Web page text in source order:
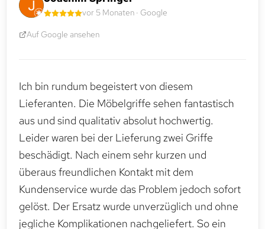
vor 5 Monaten · Google
Auf Google ansehen
Ich bin rundum begeistert von diesem
Lieferanten. Die Möbelgriffe sehen fantastisch
aus und sind qualitativ absolut hochwertig.
Leider waren bei der Lieferung zwei Griffe
beschädigt. Nach einem sehr kurzen und
überaus freundlichen Kontakt mit dem
Kundenservice wurde das Problem jedoch sofort
gelöst. Der Ersatz wurde unverzüglich und ohne
jegliche Komplikationen nachgeliefert. So ein